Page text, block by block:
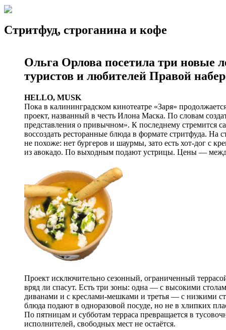
Стритфуд, строганина и кофе
Ольга Орлова посетила три новые
туристов и любителей Правой
HELLO, MUSK
Пока в калининградском кинотеатре «Заря»
проект, названный в честь Илона Маска. По словам
представления о привычном». К последнему стремится
воссоздать ресторанные блюда в формате стритфуда.
не похоже: нет бургеров и шаурмы, зато есть хот-дог с
из авокадо. По выходным подают устрицы. Цены —
Проект исключительно сезонный, ограниченный
вряд ли спасут. Есть три зоны: одна — с высокими
диванами и с креслами-мешками и третья — с низкими
блюда подают в одноразовой посуде, но не в хлипких
По пятницам и субботам терраса превращается в
исполнителей, свободных мест не остаётся.